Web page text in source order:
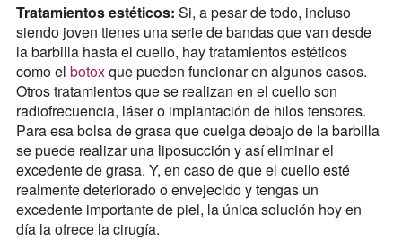
Tratamientos estéticos: Si, a pesar de todo, incluso
siendo joven tienes una serie de bandas que van desde
la barbilla hasta el cuello, hay tratamientos estéticos
como el botoxque pueden funcionar en algunos casos.
Otros tratamientos que se realizan en el cuello son
radiofrecuencia, láser o implantación de hilos tensores.
Para esa bolsa de grasa que cuelga debajo de la barbilla
se puede realizar una liposucción y así eliminar el
excedente de grasa. Y, en caso de que el cuello esté
realmente deteriorado o envejecido y tengas un
excedente importante de piel, la única solución hoy en
día la ofrece la cirugía.